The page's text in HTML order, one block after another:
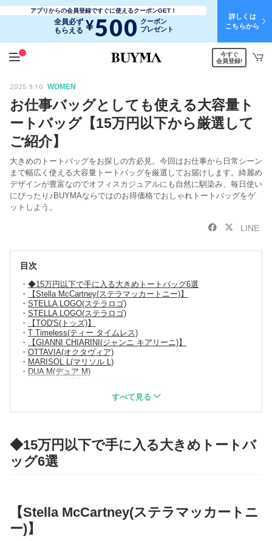
アプリからの会員登録ですぐに使えるクーポンGET！
全員必ず
もらえる ¥500 クーポン
プレゼント
詳しくは
こちらから
今すぐ
会員登録!
2025.9.10 WOMEN
お仕事バッグとしても使える大容量ト
ートバッグ【15万円以下から厳選して
ご紹介】
大きめのトートバッグをお探しの方必見。今回はお仕事から日常シーン
まで幅広く使える大容量トートバッグを厳選してお届けします。綺麗め
デザインが豊富なのでオフィスカジュアルにも自然に馴染み、毎日使い
にぴったり♪BUYMAならではのお得価格でおしゃれトートバッグをゲ
ットしよう。
LINE
目次
◆15万円以下で手に入る大きめトートバッグ6選
【Stella McCartney(ステラマッカートニー)】
STELLA LOGO(ステラロゴ)
STELLA LOGO(ステラロゴ)
【TOD'S(トッズ)】
T Timeless(ティー タイムレス)
【GIANNI CHIARINI(ジャンニ キアリーニ)】
OTTAVIA(オクタヴィア)
MARISOL L(マリソル L)
DUA M(デュア M)
▼こちらの記事もチェック
◆15万円以下で手に入る大きめトートバ
ッグ6選
【Stella McCartney(ステラマッカートニ
ー)】